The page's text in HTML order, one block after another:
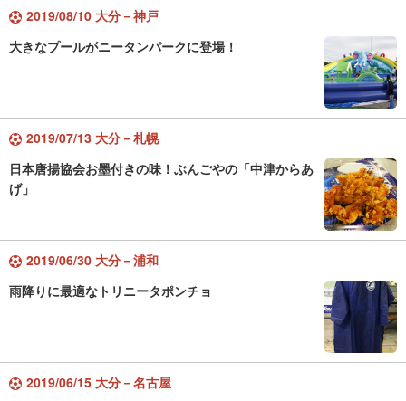
2019/08/10 大分－神戸
大きなプールがニータンパークに登場！
2019/07/13 大分－札幌
日本唐揚協会お墨付きの味！ぶんごやの「中津からあ
げ」
2019/06/30 大分－浦和
雨降りに最適なトリニータポンチョ
2019/06/15 大分－名古屋